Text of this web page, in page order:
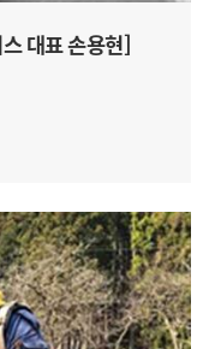
대표 손용현]